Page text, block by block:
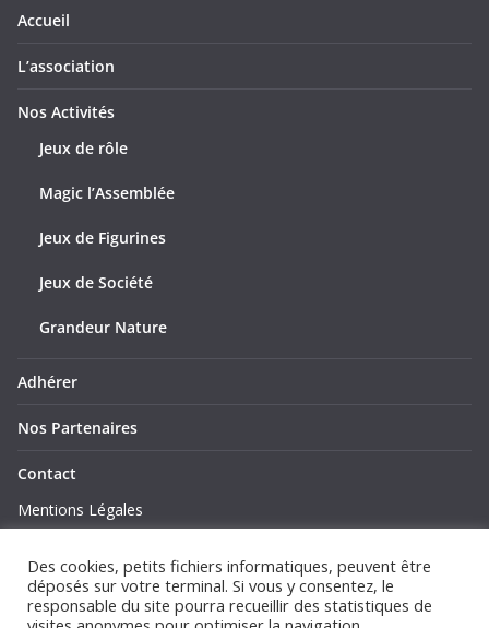
Accueil
L’association
Nos Activités
Jeux de rôle
Magic l’Assemblée
Jeux de Figurines
Jeux de Société
Grandeur Nature
Adhérer
Nos Partenaires
Contact
Mentions Légales
Politique de Confidentialité
Des cookies, petits fichiers informatiques, peuvent être
déposés sur votre terminal. Si vous y consentez, le
responsable du site pourra recueillir des statistiques de